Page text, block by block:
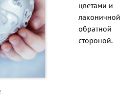
цветами и
лаконичной
обратной
стороной.